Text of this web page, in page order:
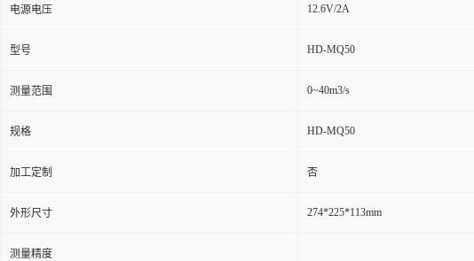
电源电压 12.6V/2A
型号 HD-MQ50
测量范围 0~40m3/s
规格 HD-MQ50
加工定制 否
外形尺寸 274*225*113mm
测量精度